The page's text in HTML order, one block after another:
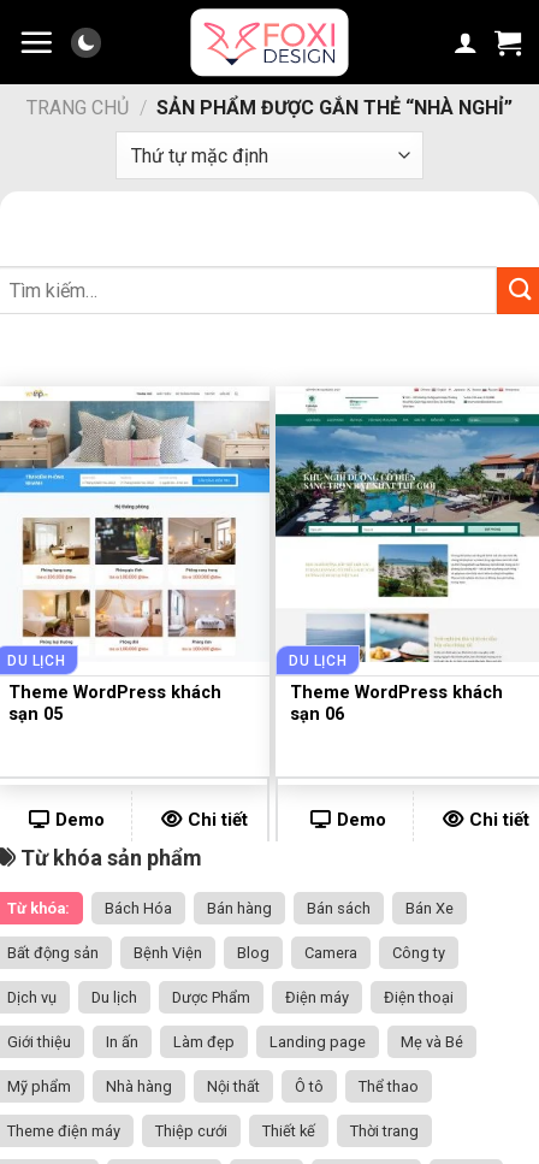
đến
dungTRANG CHỦ / SẢN PHẨM ĐƯỢC GẮN THẺ “NHÀ NGHỈ”
DU LỊCH
Theme WordPress khách
sạn 05
Demo Chi tiết
DU LỊCH
Theme WordPress khách
sạn 06
Demo Chi tiết
Từ khóa sản phẩm
Từ khóa: Bách Hóa Bán hàng Bán sách Bán Xe
Bất động sản Bệnh Viện Blog Camera Công ty
Dịch vụ Du lịch Dược Phẩm Điện máy Điện thoại
Giới thiệu In ấn Làm đẹp Landing page Mẹ và Bé
Mỹ phẩm Nhà hàng Nội thất Ô tô Thể thao
Theme điện máy Thiệp cưới Thiết kế Thời trang